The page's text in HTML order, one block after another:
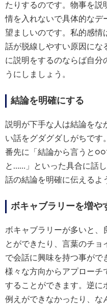
たりするのです。物事を説
情を入れないで具体的なデ
望ましいのです。私的感情
話が脱線しやすい原因にな
に説明をするのならば自分
うにしましょう。
結論を明確にする
説明が下手な人は結論をな
い話をグダグダしがちです
番先に「結論から言うと
と……」といった具合に話
話の結論を明確に伝えるよ
ボキャブラリーを増や
ボキャブラリーが多いと、
とができたり、言葉のチ
で会話に興味を持つ事がで
様々な方向からアプローチ
することができます。逆に
例えができなかったり、な